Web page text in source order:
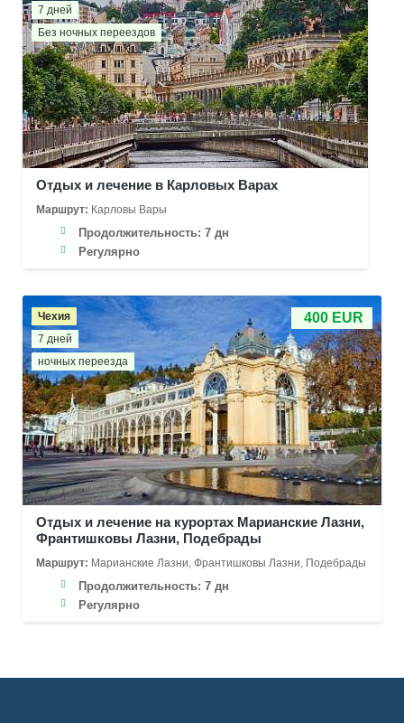
7 дней
Без ночных переездов
Отдых и лечение в Карловых Варах
Маршрут: Карловы Вары
Продолжительность: 7 дн
Регулярно
400 EUR
Чехия
7 дней
ночных переезда
Отдых и лечение на курортах Марианские Лазни,
Франтишковы Лазни, Подебрады
Маршрут: Марианские Лазни, Франтишковы Лазни, Подебрады
Продолжительность: 7 дн
Регулярно